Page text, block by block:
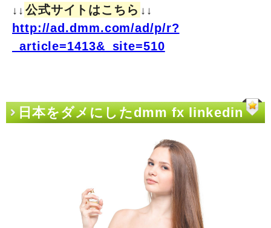
↓↓ 公式サイトはこちら ↓↓
http://ad.dmm.com/ad/p/r?
_article=1413&_site=510
日本をダメにしたdmm fx linkedin